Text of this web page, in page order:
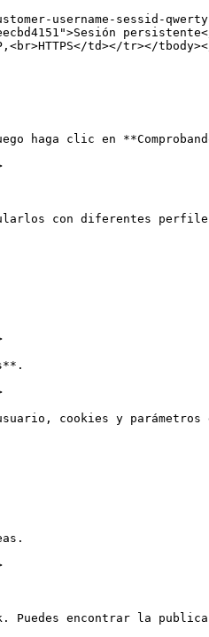
username-sessid-
td></tr></
haga clic en
con diferentes
cookies y parámetros
Puedes encontrar la